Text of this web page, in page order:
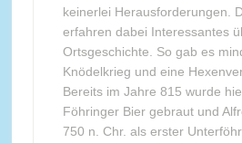
keinerlei Herausforderungen.
erfahren dabei Interessantes
Ortsgeschichte. So gab es
Knödelkrieg und eine
Bereits im Jahre 815 wurde
Föhringer Bier gebraut und
750 n. Chr. als erster